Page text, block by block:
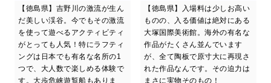
【徳島県】吉野川の激流が生ん
だ美しい渓谷。今でもその激流
を使って遊べるアクティビティ
がとっても人気！特にラフティ
ングは日本でも有名な名所の1
つで、大人数で楽しめる体験で
す。大歩危峡遊覧船もありま
【徳島県】入場料は少しお高い
ものの、入る価値は絶対にある
大塚国際美術館。海外の有名な
作品がたくさん並んでいます
が、全て陶板で原寸大に再現さ
れた作品なんです。その迫力は
まさに実物そのもの！